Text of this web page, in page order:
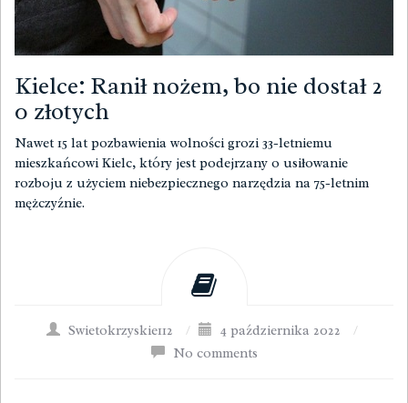
Kielce: Ranił nożem, bo nie dostał 2
0 złotych
Nawet 15 lat pozbawienia wolności grozi 33-letniemu
mieszkańcowi Kielc, który jest podejrzany o usiłowanie
rozboju z użyciem niebezpiecznego narzędzia na 75-letnim
mężczyźnie.
Swietokrzyskie112 / 4 października 2022
/
No comments